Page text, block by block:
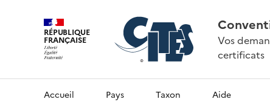
RÉPUBLIQUE
FRANÇAISE
Vos
certificats
Accueil Pays Taxon Aide